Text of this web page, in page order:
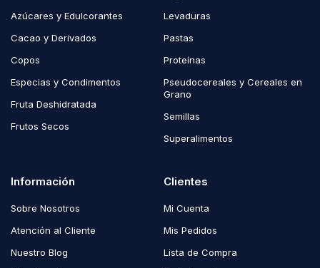
Azúcares y Edulcorantes
Cacao y Derivados
Copos
Especias y Condimentos
Fruta Deshidratada
Frutos Secos
Levaduras
Pastas
Proteínas
Pseudocereales y Cereales en
Grano
Semillas
Superalimentos
Información
Sobre Nosotros
Atención al Cliente
Nuestro Blog
Clientes
Mi Cuenta
Mis Pedidos
Lista de Compra